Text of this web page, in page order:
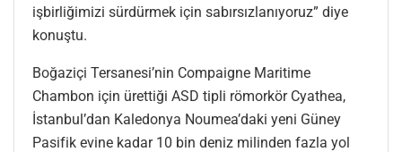
işbirliğimizi sürdürmek için sabırsızlanıyoruz” diye
konuştu.
Boğaziçi Tersanesi’nin Compaigne Maritime
Chambon için ürettiği ASD tipli römorkör Cyathea,
İstanbul’dan Kaledonya Noumea’daki yeni Güney
Pasifik evine kadar 10 bin deniz milinden fazla yol